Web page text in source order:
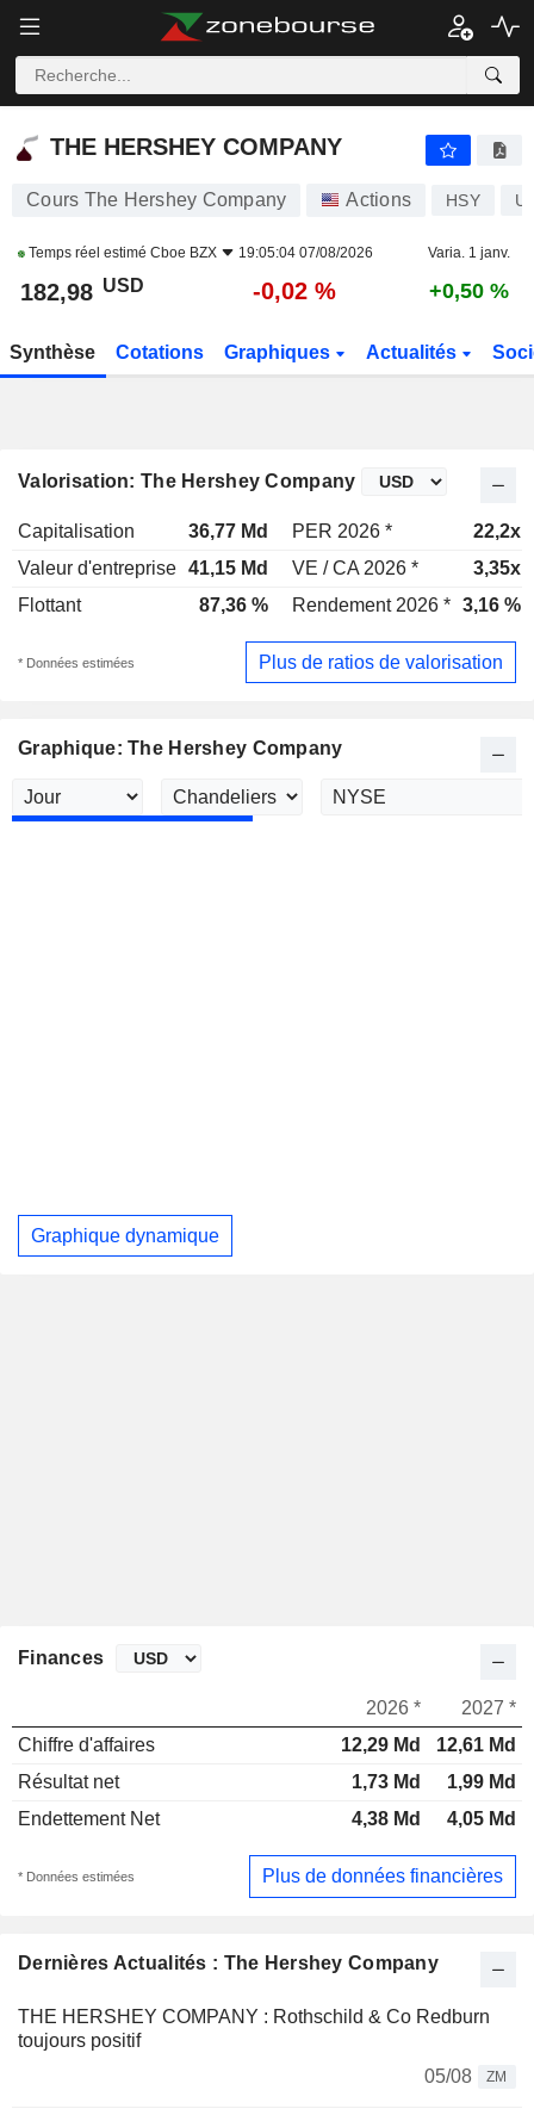
THE HERSHEY COMPANY
THE HERSHEY COMPANY
Cours The Hershey Company Actions HSY
Temps réel estimé Cboe BZX 19:05:04 07/08/2026 Varia. 1 janv.
182,98 USD -0,02 % +0,50 %
Synthèse Cotations Graphiques Actualités
Valorisation: The Hershey Company
Capitalisation 36,77 Md PER 2026 *
22,2x
Valeur d'entreprise 41,15 Md VE / CA 2026 *
3,35x
Flottant
87,36 % Rendement 2026 * 3,16 %
* Données estimées Plus de ratios de valorisation
Graphique: The Hershey Company
Graphique dynamique
Dernières Actualités : The Hershey Company
THE HERSHEY COMPANY : Rothschild & Co Redburn
toujours positif
05/08
ZM
Finances
2026 *
2027 *
Chiffre d'affaires
12,29 Md
12,61 Md
Résultat net
1,73 Md
1,99 Md
Endettement Net
4,38 Md 4,05 Md
* Données estimées Plus de données financières